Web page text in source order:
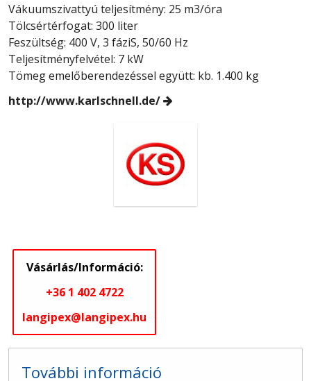
Vákuumszivattyú teljesítmény: 25 m3/óra
Tölcsértérfogat: 300 liter
Feszültség: 400 V, 3 fáziS, 50/60 Hz
Teljesítményfelvétel: 7 kW
Tömeg emelőberendezéssel együtt: kb. 1.400 kg
http://www.karlschnell.de/
Vásárlás/Információ:
+36 1 402 4722
langipex@langipex.hu
További információ